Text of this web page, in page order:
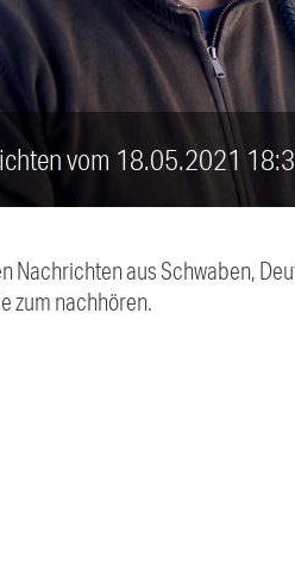
vom 18.05.2021
Nachrichten aus Schwaben,
zum nachhören.